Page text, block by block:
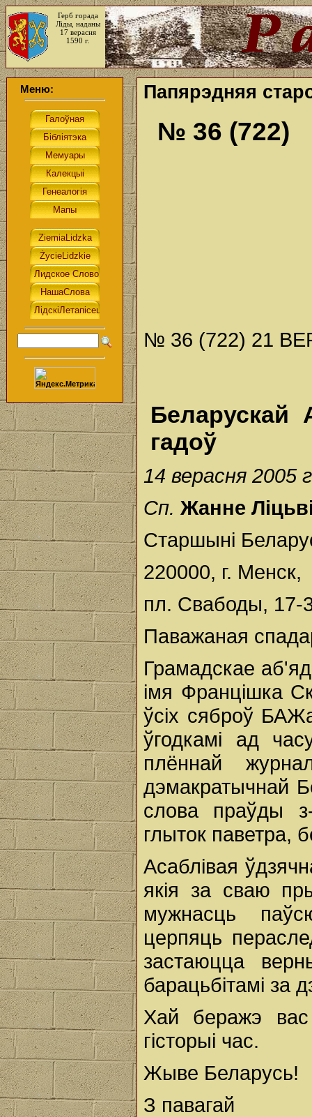
Герб горада
Ліды, наданы
17 верасня
1590 г.
Меню: Папярэдняя
№ 36 (722)
№ 36 (722) 21
Беларускай
гадоў
14 верасня 2005
Сп. Жанне
Старшыні
220000, г. Менск,
пл. Свабоды, 17-
Паважаная
Грамадскае
імя Францішка
ўсіх сяброў
ўгодкамі ад
плённай
дэмакратычнай
слова праўды
глыток паветра,
Асаблівая
якія за сваю
мужнасць
церпяць
застаюцца
барацьбітамі за
Хай беражэ
гісторыі час.
Жыве Беларусь!
З павагай